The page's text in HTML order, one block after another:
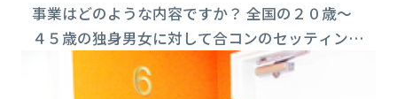
事業はどのような内容ですか？ 全国の２０歳～
４５歳の独身男女に対して合コンのセッティング
サービスを通して『安心感があって自然で、みん
なにオープンにできて一緒に楽しめる新しい出会